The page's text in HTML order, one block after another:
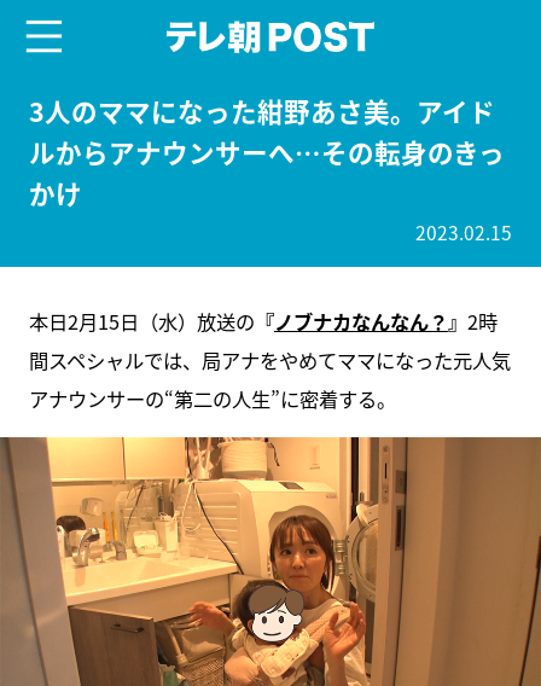
3人のママになった紺野あさ美。アイド
ルからアナウンサーへ…その転身のきっ
かけ
2023.02.15
本日2月15日（水）放送の 『ノブナカなんなん？ 』 2時
間スペシャルでは、局アナをやめてママになった元人気
アナウンサーの“第二の人生”に密着する。